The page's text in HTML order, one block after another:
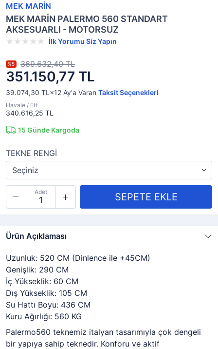
MEK MARİN
MEK MARİN PALERMO 560 STANDART
AKSESUARLI - MOTORSUZ
İlk Yorumu Siz Yapın
351.150,77 TL
%5 369.632,40 TL
39.074,30 TL×12 Ay'a Varan Taksit Seçenekleri
Havale / Eft
340.616,25 TL
15 Günde Kargoda
TEKNE RENGİ
Adet
Ürün Açıklaması
Uzunluk: 520 CM (Dinlence ile +45CM)
Genişlik: 290 CM
İç Yükseklik: 60 CM
Dış Yükseklik: 105 CM
Su Hattı Boyu: 436 CM
Kuru Ağırlığı: 560 KG
Palermo560 teknemiz italyan tasarımıyla çok dengeli
bir yapıya sahip teknedir. Konforu ve aktif